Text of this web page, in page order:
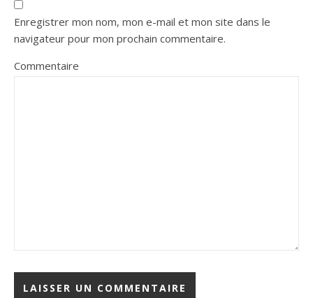
Enregistrer mon nom, mon e-mail et mon site dans le
navigateur pour mon prochain commentaire.
Commentaire